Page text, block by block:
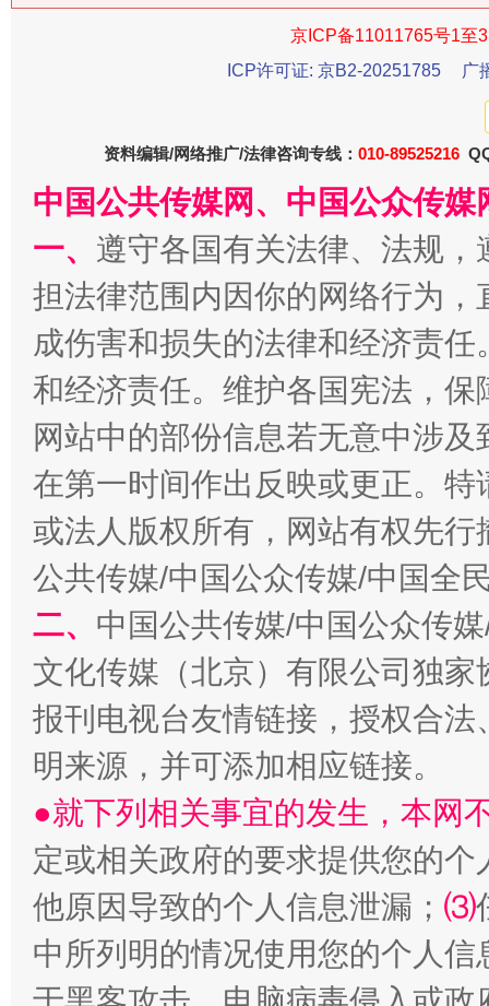
京ICP备11011765号1至
ICP许可证: 京B2-20251785
广
资料编辑/网络推广/法律咨询专线： 010-89525216
中国公共传媒网、中国公众传
一、 遵守各国有关法律、法规
担法律范围内因你的网络行为
成伤害和损失的法律和经济责
和经济责任。维护各国宪法，
网站中的部份信息若无意中涉
在第一时间作出反映或更正。
或法人版权所有，网站有权先
公共传媒/中国公众传媒/中国全
二、 中国公共传媒/中国公众传
文化传媒（北京）有限公司独
报刊电视台友情链接，授权合
明来源，并可添加相应链接。
●就下列相关事宜的发生，本网
定或相关政府的要求提供您的个
他原因导致的个人信息泄漏； ⑶
中所列明的情况使用您的个人